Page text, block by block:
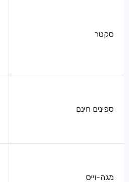
סקטר
ספינים חינם
מגה-וייס